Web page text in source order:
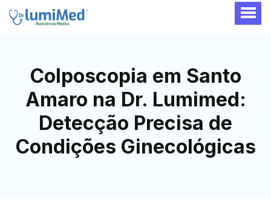
Colposcopia em Santo
Amaro na Dr. Lumimed:
Detecção Precisa de
Condições Ginecológicas